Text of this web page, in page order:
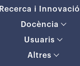
Recerca i Innovació
Docència
Usuaris
Altres